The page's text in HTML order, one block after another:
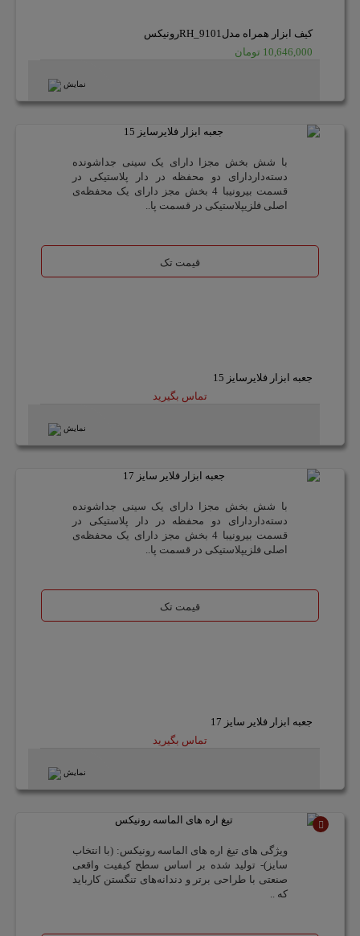
کیف ابزار همراه مدلRH_9101رونیکس
10,646,000 تومان
نمایش
با شش بخش مجزا دارای یک سینی جدا‌شونده
دسته‌داردارای دو محفظه در دار پلاستیکی در
قسمت بیرونیبا 4 بخش مجز دارای یک محفظه‌ی
اصلی فلزیپلاستیکی در قسمت پا..
قیمت تک
جعبه ابزار فلایرسایز 15
تماس بگیرید
نمایش
با شش بخش مجزا دارای یک سینی جدا‌شونده
دسته‌داردارای دو محفظه در دار پلاستیکی در
قسمت بیرونیبا 4 بخش مجز دارای یک محفظه‌ی
اصلی فلزیپلاستیکی در قسمت پا..
قیمت تک
جعبه ابزار فلایر سایز 17
تماس بگیرید
نمایش
ویژگی های تیغ اره های الماسه رونیکس: (با انتخاب
سایز)- تولید شده بر اساس سطح کیفیت واقعی
صنعتی با طراحی برتر و دندانه‌های تنگستن کارباید
که ..